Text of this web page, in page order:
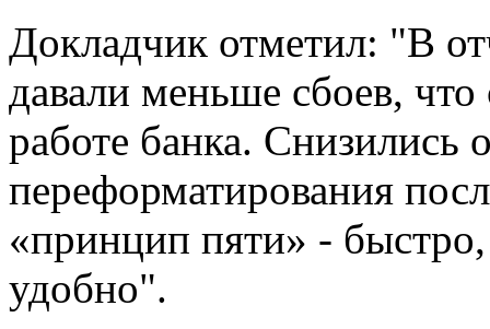
Докладчик отметил: "В
давали меньше сбоев,
работе банка. Снизились
переформатирования
«принцип пяти» -
удобно".